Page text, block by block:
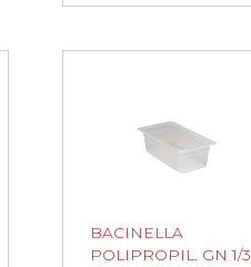
BACINELLA
POLIPROPIL. GN 1/3